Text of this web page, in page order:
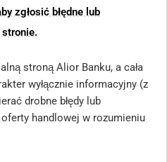
zgłosić błędne lub
stroną Alior Banku, a cała
wyłącznie informacyjny (z
drobne błędy lub
handlowej w rozumieniu